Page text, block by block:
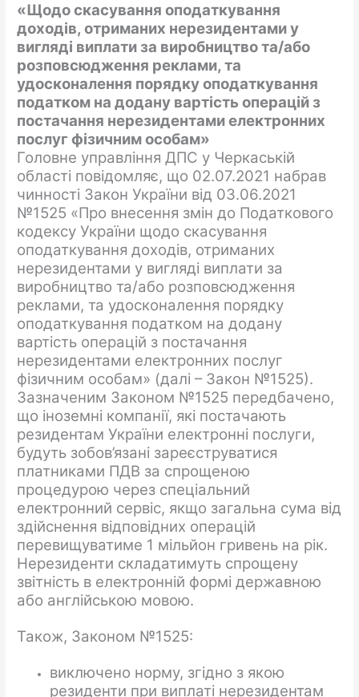
«Щодо скасування оподаткування
доходів, отриманих нерезидентами у
вигляді виплати за виробництво та/або
розповсюдження реклами, та
удосконалення порядку оподаткування
податком на додану вартість операцій з
постачання нерезидентами електронних
послуг фізичним особам»
Головне управління ДПС у Черкаській
області повідомляє, що 02.07.2021 набрав
чинності Закон України від 03.06.2021
№1525 «Про внесення змін до Податкового
кодексу України щодо скасування
оподаткування доходів, отриманих
нерезидентами у вигляді виплати за
виробництво та/або розповсюдження
реклами, та удосконалення порядку
оподаткування податком на додану
вартість операцій з постачання
нерезидентами електронних послуг
фізичним особам» (далі – Закон №1525).
Зазначеним Законом №1525 передбачено,
що іноземні компанії, які постачають
резидентам України електронні послуги,
будуть зобов’язані зареєструватися
платниками ПДВ за спрощеною
процедурою через спеціальний
електронний сервіс, якщо загальна сума від
здійснення відповідних операцій
перевищуватиме 1 мільйон гривень на рік.
Нерезиденти складатимуть спрощену
звітність в електронній формі державною
або англійською мовою.
Також, Законом №1525:
виключено норму, згідно з якою
резиденти при виплаті нерезидентам